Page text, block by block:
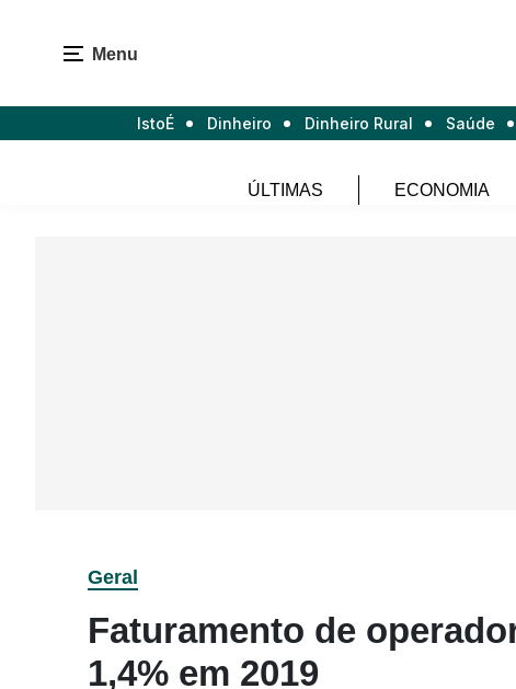
Menu
IstoÉ Dinheiro Dinheiro Rural Saúde
ÚLTIMAS ECONOMIA
Geral
Faturamento de
1,4% em 2019